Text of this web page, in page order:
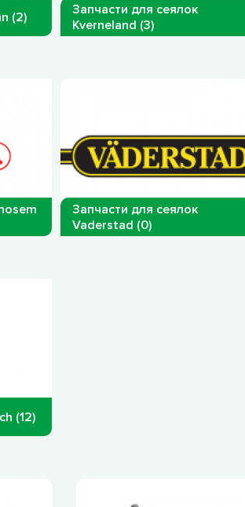
(2)
Запчасти для сеялок
Kverneland (3)
Запчасти для сеялок
Vaderstad (0)
(12)